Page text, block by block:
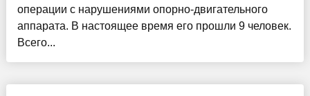
операции с нарушениями опорно-двигательного
аппарата. В настоящее время его прошли 9 человек.
Всего...